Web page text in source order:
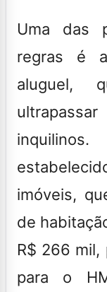
Uma das
regras é
aluguel,
imóveis,
de
R$ 266 mil,
para o